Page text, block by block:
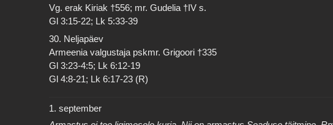
Vg. erak Kiriak †556; mr. Gudelia †IV s.
Gl 3:15-22; Lk 5:33-39
30. Neljapäev
Armeenia valgustaja pskmr. Grigoori †335
Gl 3:23-4:5; Lk 6:12-19
Gl 4:8-21; Lk 6:17-23 (R)
1. september